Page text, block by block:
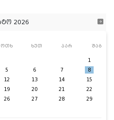
2026
ოთხ ხუთ პარ შაბ
1
5 6 7
8
12 13 14
15
19 20 21
22
26 27 28
29